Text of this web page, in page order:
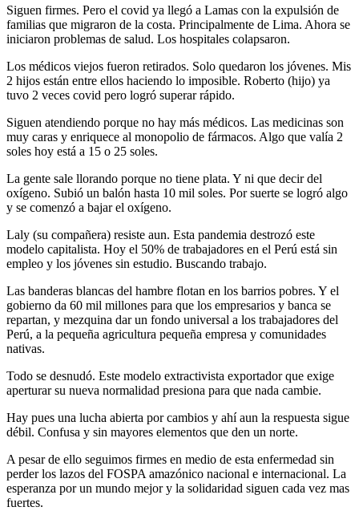
Siguen firmes. Pero el covid ya llegó a Lamas con la expulsión de
familias que migraron de la costa. Principalmente de Lima. Ahora se
iniciaron problemas de salud. Los hospitales colapsaron.
Los médicos viejos fueron retirados. Solo quedaron los jóvenes. Mis
2 hijos están entre ellos haciendo lo imposible. Roberto (hijo) ya
tuvo 2 veces covid pero logró superar rápido.
Siguen atendiendo porque no hay más médicos. Las medicinas son
muy caras y enriquece al monopolio de fármacos. Algo que valía 2
soles hoy está a 15 o 25 soles.
La gente sale llorando porque no tiene plata. Y ni que decir del
oxígeno. Subió un balón hasta 10 mil soles. Por suerte se logró algo
y se comenzó a bajar el oxígeno.
Laly (su compañera) resiste aun. Esta pandemia destrozó este
modelo capitalista. Hoy el 50% de trabajadores en el Perú está sin
empleo y los jóvenes sin estudio. Buscando trabajo.
Las banderas blancas del hambre flotan en los barrios pobres. Y el
gobierno da 60 mil millones para que los empresarios y banca se
repartan, y mezquina dar un fondo universal a los trabajadores del
Perú, a la pequeña agricultura pequeña empresa y comunidades
nativas.
Todo se desnudó. Este modelo extractivista exportador que exige
aperturar su nueva normalidad presiona para que nada cambie.
Hay pues una lucha abierta por cambios y ahí aun la respuesta sigue
débil. Confusa y sin mayores elementos que den un norte.
A pesar de ello seguimos firmes en medio de esta enfermedad sin
perder los lazos del FOSPA amazónico nacional e internacional. La
esperanza por un mundo mejor y la solidaridad siguen cada vez mas
fuertes.